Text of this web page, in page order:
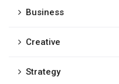
Business
Creative
Strategy